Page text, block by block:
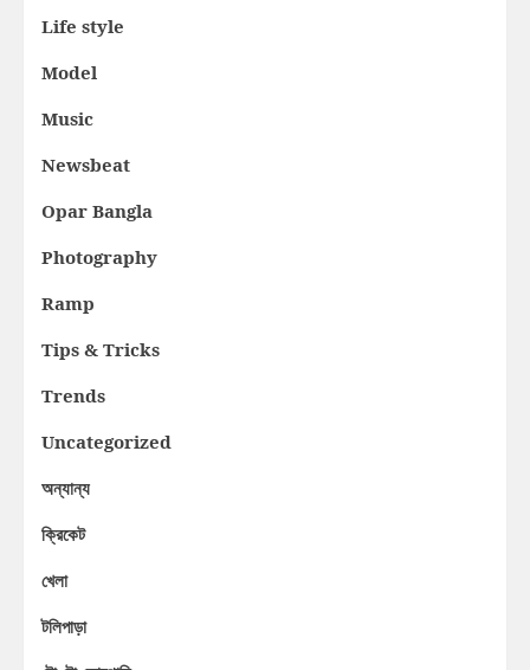
Life style
Model
Music
Newsbeat
Opar Bangla
Photography
Ramp
Tips & Tricks
Trends
Uncategorized
অন্যান্য
ক্রিকেট
খেলা
টলিপাড়া